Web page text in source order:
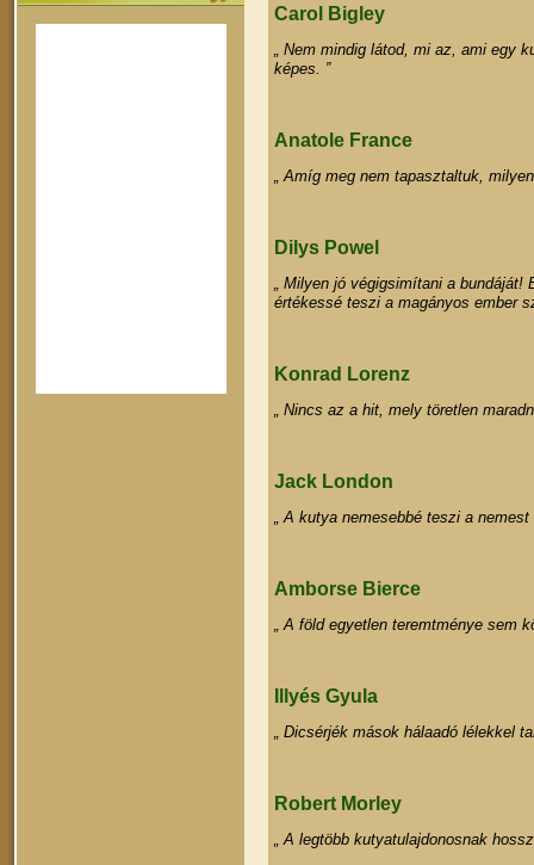
Carol Bigley
„ Nem mindig látod, mi az, ami egy
képes. ”
Anatole France
„ Amíg meg nem tapasztaltuk,
Dilys Powel
„ Milyen jó végigsimítani a
értékessé teszi a magányos ember
Konrad Lorenz
„ Nincs az a hit, mely töretlen
Jack London
„ A kutya nemesebbé teszi a
Amborse Bierce
„ A föld egyetlen teremtménye sem
Illyés Gyula
„ Dicsérjék mások hálaadó lélekkel
Robert Morley
„ A legtöbb kutyatulajdonosnak